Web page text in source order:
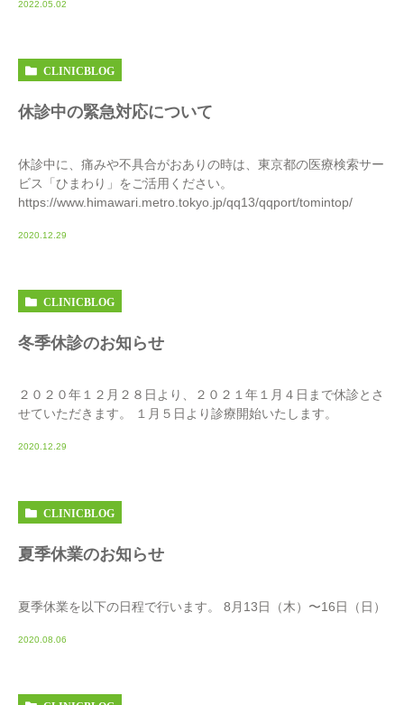
2022.05.02
CLINICBLOG
休診中の緊急対応について
休診中に、痛みや不具合がおありの時は、東京都の医療検索サー
ビス「ひまわり」をご活用ください。
https://www.himawari.metro.tokyo.jp/qq13/qqport/tomintop/
2020.12.29
CLINICBLOG
冬季休診のお知らせ
２０２０年１２月２８日より、２０２１年１月４日まで休診とさ
せていただきます。 １月５日より診療開始いたします。
2020.12.29
CLINICBLOG
夏季休業のお知らせ
夏季休業を以下の日程で行います。 8月13日（木）〜16日（日）
2020.08.06